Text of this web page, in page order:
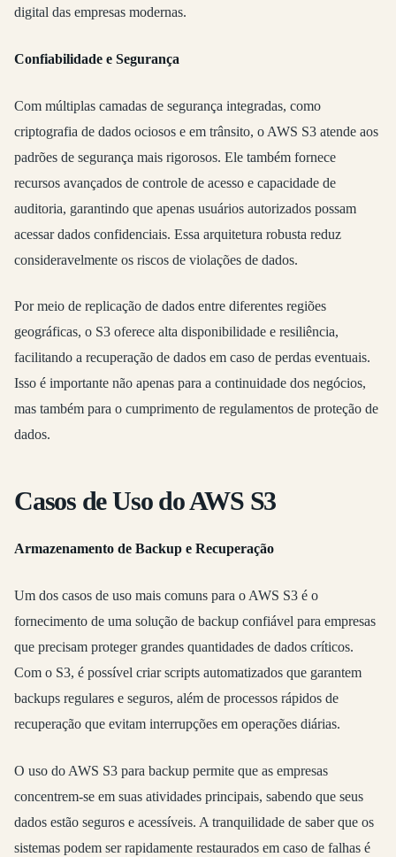
digital das empresas modernas.
Confiabilidade e Segurança
Com múltiplas camadas de segurança integradas, como
criptografia de dados ociosos e em trânsito, o AWS S3 atende aos
padrões de segurança mais rigorosos. Ele também fornece
recursos avançados de controle de acesso e capacidade de
auditoria, garantindo que apenas usuários autorizados possam
acessar dados confidenciais. Essa arquitetura robusta reduz
consideravelmente os riscos de violações de dados.
Por meio de replicação de dados entre diferentes regiões
geográficas, o S3 oferece alta disponibilidade e resiliência,
facilitando a recuperação de dados em caso de perdas eventuais.
Isso é importante não apenas para a continuidade dos negócios,
mas também para o cumprimento de regulamentos de proteção de
dados.
Casos de Uso do AWS S3
Armazenamento de Backup e Recuperação
Um dos casos de uso mais comuns para o AWS S3 é o
fornecimento de uma solução de backup confiável para empresas
que precisam proteger grandes quantidades de dados críticos.
Com o S3, é possível criar scripts automatizados que garantem
backups regulares e seguros, além de processos rápidos de
recuperação que evitam interrupções em operações diárias.
O uso do AWS S3 para backup permite que as empresas
concentrem-se em suas atividades principais, sabendo que seus
dados estão seguros e acessíveis. A tranquilidade de saber que os
sistemas podem ser rapidamente restaurados em caso de falhas é